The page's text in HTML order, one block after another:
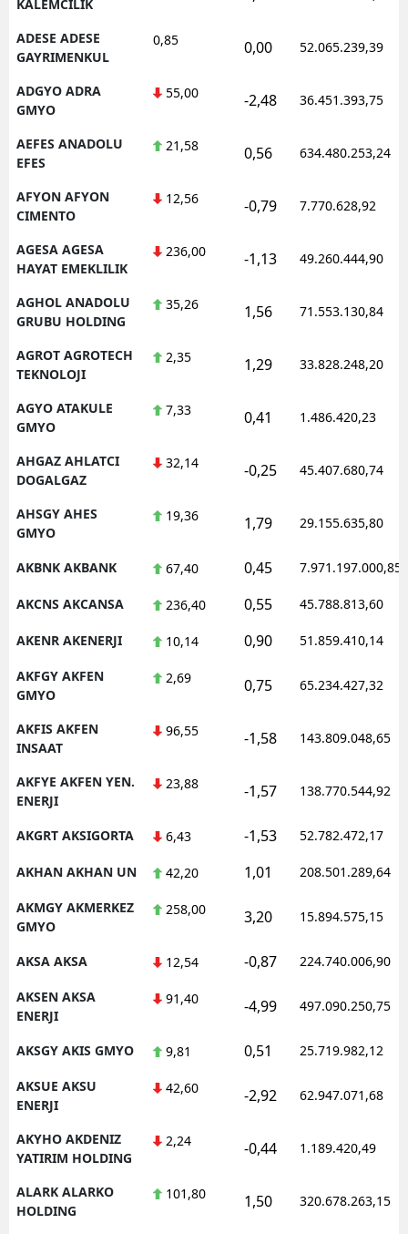
KALEMCILIK
ADESE ADESE
GAYRIMENKUL
0,85 0,00 52.065.239,39
ADGYO ADRA
GMYO
55,00 -2,48 36.451.393,75
AEFES ANADOLU
EFES
21,58 0,56 634.480.253,24
AFYON AFYON
CIMENTO
12,56 -0,79 7.770.628,92
AGESA AGESA
HAYAT EMEKLILIK
236,00 -1,13 49.260.444,90
AGHOL ANADOLU
GRUBU HOLDING
35,26 1,56 71.553.130,84
AGROT AGROTECH
TEKNOLOJI
2,35 1,29 33.828.248,20
AGYO ATAKULE
GMYO
7,33 0,41 1.486.420,23
AHGAZ AHLATCI
DOGALGAZ
32,14 -0,25 45.407.680,74
AHSGY AHES
GMYO
19,36 1,79 29.155.635,80
AKBNK AKBANK 67,40 0,45 7.971.197.000,85
AKCNS AKCANSA 236,40 0,55 45.788.813,60
AKENR AKENERJI 10,14 0,90 51.859.410,14
AKFGY AKFEN
GMYO
2,69 0,75 65.234.427,32
AKFIS AKFEN
INSAAT
96,55 -1,58 143.809.048,65
AKFYE AKFEN YEN.
ENERJI
23,88 -1,57 138.770.544,92
AKGRT AKSIGORTA 6,43 -1,53 52.782.472,17
AKHAN AKHAN UN 42,20 1,01 208.501.289,64
AKMGY AKMERKEZ
GMYO
258,00 3,20 15.894.575,15
AKSA AKSA 12,54 -0,87 224.740.006,90
AKSEN AKSA
ENERJI
91,40 -4,99 497.090.250,75
AKSGY AKIS GMYO 9,81 0,51 25.719.982,12
AKSUE AKSU
ENERJI
42,60 -2,92 62.947.071,68
AKYHO AKDENIZ
YATIRIM HOLDING
2,24 -0,44 1.189.420,49
ALARK ALARKO
HOLDING
101,80 1,50 320.678.263,15